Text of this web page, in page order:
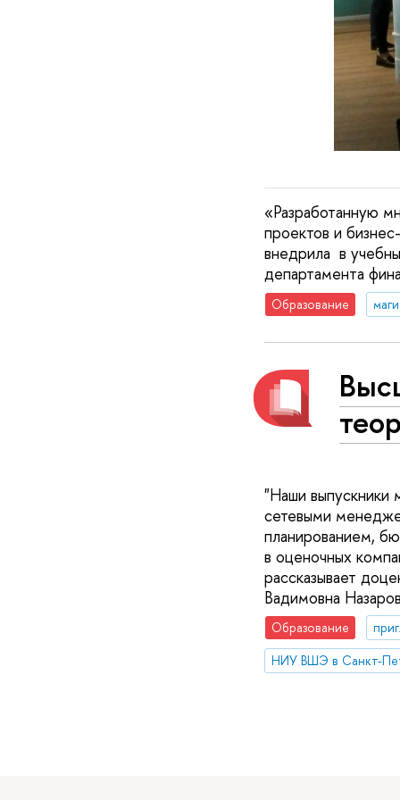
«Разработанную
проектов и
внедрила в
департамента
Образование
"Наши выпускники
сетевыми
планированием,
в оценочных
рассказывает
Вадимовна
Образование
НИУ ВШЭ в Санкт-